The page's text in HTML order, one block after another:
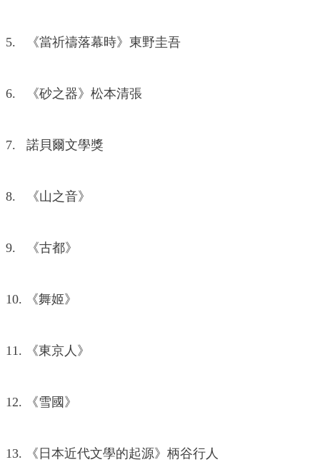
5. 《當祈禱落幕時》東野圭吾
6. 《砂之器》松本清張
7. 諾貝爾文學獎
8. 《山之音》
9. 《古都》
10. 《舞姬》
11. 《東京人》
12. 《雪國》
13. 《日本近代文學的起源》柄谷行人